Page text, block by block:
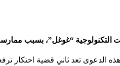
التكنولوجية “غوغل”، بسبب
هذه الدعوى تعد ثاني قضية احتكار